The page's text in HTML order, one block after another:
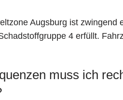
Augsburg ist zwingend
4 erfüllt.
muss ich